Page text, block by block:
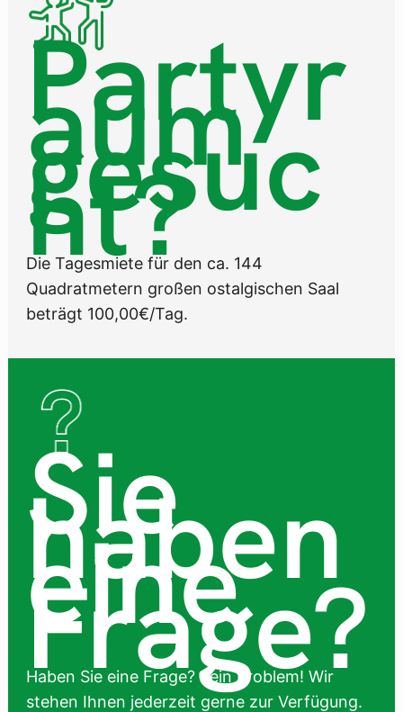
Partyr
aum
gesuc
ht?
Die Tagesmiete für den ca. 144
Quadratmetern großen ostalgischen Saal
beträgt 100,00€/Tag.
Sie
haben
eine
Frage?
Haben Sie eine Frage? Kein Problem! Wir
stehen Ihnen jederzeit gerne zur Verfügung.